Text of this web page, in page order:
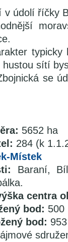
v údolí říčky
typicky
hustou sítí
se
5652 ha
284 (k
Místek
Baraní,
centra
bod: 500
bod: